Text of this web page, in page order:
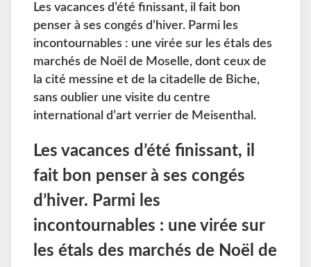
Les vacances d’été finissant, il fait bon
penser à ses congés d’hiver. Parmi les
incontournables : une virée sur les étals des
marchés de Noël de Moselle, dont ceux de
la cité messine et de la citadelle de Biche,
sans oublier une visite du centre
international d’art verrier de Meisenthal.
Les vacances d’été finissant, il
fait bon penser à ses congés
d’hiver. Parmi les
incontournables : une virée sur
les étals des marchés de Noël de